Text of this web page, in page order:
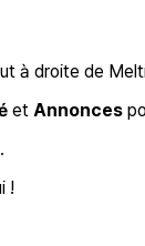
à droite de
et Annonces
!